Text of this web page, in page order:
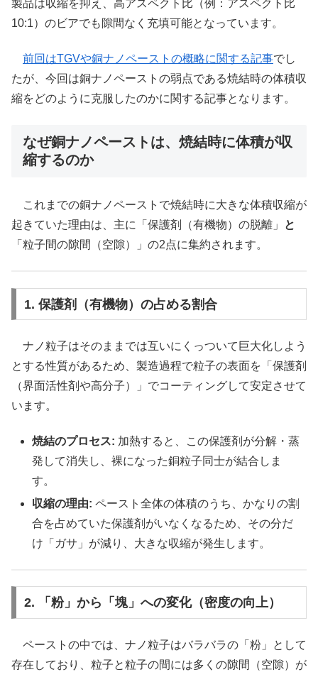
製品は収縮を抑え、高アスペクト比（例：アスペクト比
10:1）のビアでも隙間なく充填可能となっています。
前回はTGVや銅ナノペーストの概略に関する記事でし
たが、今回は銅ナノペーストの弱点である焼結時の体積収
縮をどのように克服したのかに関する記事となります。
なぜ銅ナノペーストは、焼結時に体積が収
縮するのか
これまでの銅ナノペーストで焼結時に大きな体積収縮が
起きていた理由は、主に「保護剤（有機物）の脱離」
と
「粒子間の隙間（空隙）」の2点に集約されます。
1. 保護剤（有機物）の占める割合
ナノ粒子はそのままでは互いにくっついて巨大化しよう
とする性質があるため、製造過程で粒子の表面を「保護剤
（界面活性剤や高分子）」でコーティングして安定させて
います。
焼結のプロセス: 加熱すると、この保護剤が分解・蒸
発して消失し、裸になった銅粒子同士が結合しま
す。
収縮の理由: ペースト全体の体積のうち、かなりの割
合を占めていた保護剤がいなくなるため、その分だ
け「ガサ」が減り、大きな収縮が発生します。
2. 「粉」から「塊」への変化（密度の向上）
ペーストの中では、ナノ粒子はバラバラの「粉」として
存在しており、粒子と粒子の間には多くの隙間（空隙）が